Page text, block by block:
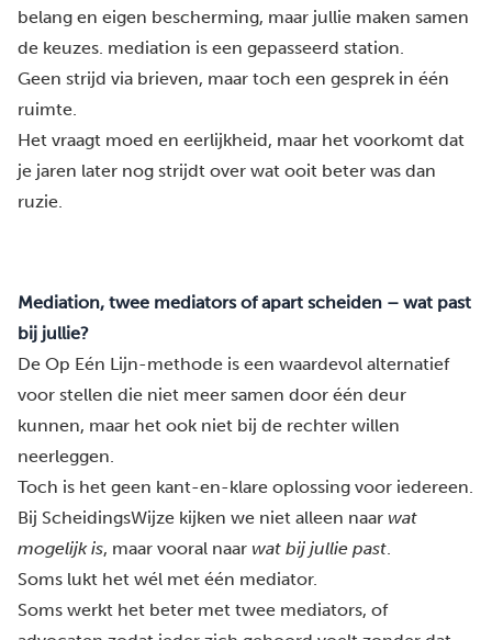
belang en eigen bescherming, maar jullie maken samen
de keuzes. mediation is een gepasseerd station.
Geen strijd via brieven, maar toch een gesprek in één
ruimte.
Het vraagt moed en eerlijkheid, maar het voorkomt dat
je jaren later nog strijdt over wat ooit beter was dan
ruzie.
Mediation, twee mediators of apart scheiden – wat past
bij jullie?
De Op Eén Lijn-methode is een waardevol alternatief
voor stellen die niet meer samen door één deur
kunnen, maar het ook niet bij de rechter willen
neerleggen.
Toch is het geen kant-en-klare oplossing voor iedereen.
Bij ScheidingsWijze kijken we niet alleen naar wat
mogelijk is, maar vooral naar wat bij jullie past.
Soms lukt het wél met één mediator.
Soms werkt het beter met twee mediators, of